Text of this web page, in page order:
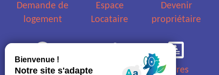
Demande de
logement
Espace
Locataire
Devenir
propriétaire
Questions Offres